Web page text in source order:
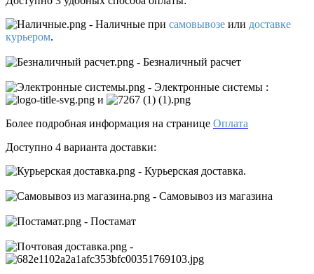
- Наличные при самовывозе или доставке
курьером.
- Безналичный расчет
- Электронные системы :
и
Более подробная информация на странице Оплата
Доступно 4 варианта доставки:
- Курьерская доставка.
- Самовывоз из магазина
- Постамат
-